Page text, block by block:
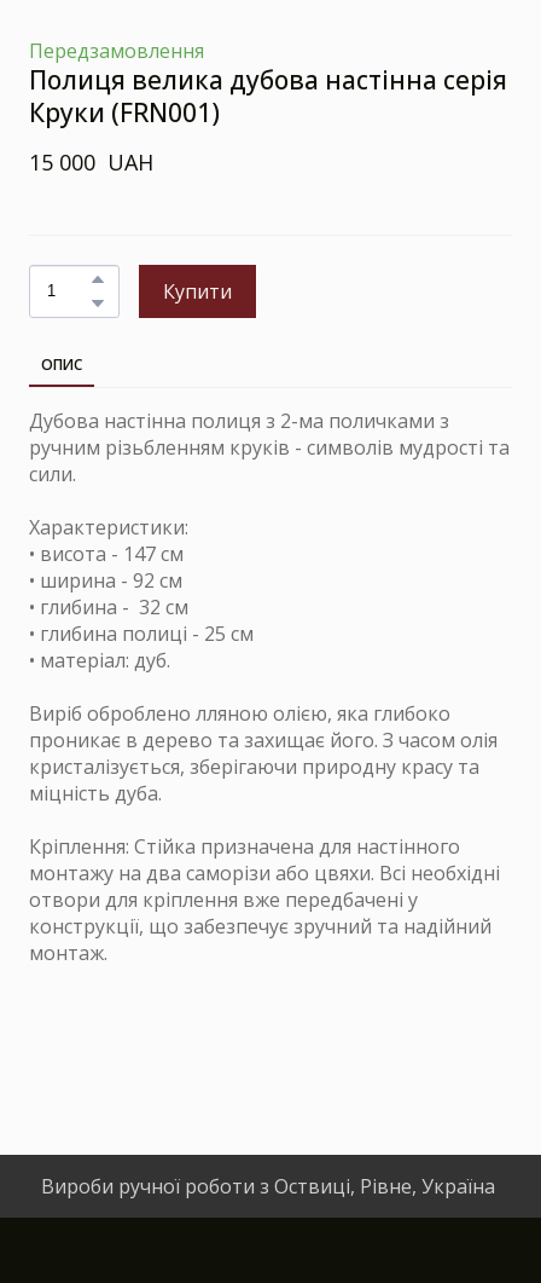
Передзамовлення
Полиця велика дубова настінна серія
Круки (FRN001)
15 000  UAH
Купити
ОПИС
Дубова настінна полиця з 2-ма поличками з
ручним різьбленням круків - символів мудрості та
сили.
Характеристики:
• висота - 147 см
• ширина - 92 см
• глибина - 32 см
• глибина полиці - 25 см
• матеріал: дуб.
Виріб оброблено лляною олією, яка глибоко
проникає в дерево та захищає його. З часом олія
кристалізується, зберігаючи природну красу та
міцність дуба.
Кріплення: Стійка призначена для настінного
монтажу на два саморізи або цвяхи. Всі необхідні
отвори для кріплення вже передбачені у
конструкції, що забезпечує зручний та надійний
монтаж.
Вироби ручної роботи з Оствиці, Рівне, Україна